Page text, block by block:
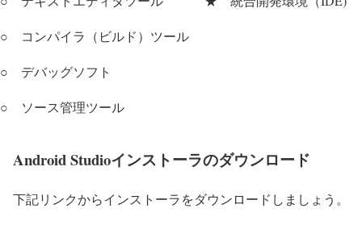
○ コンパイラ（ビルド）ツール
○ デバッグソフト
○ ソース管理ツール
Android Studioインストーラのダウンロード
下記リンクからインストーラをダウンロードしましょう。